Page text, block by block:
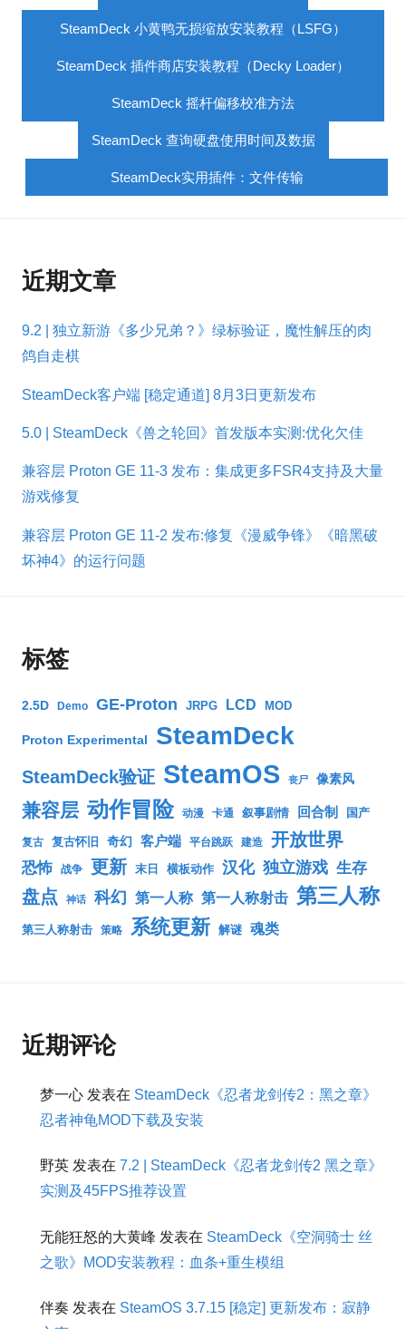
SteamDeck 小黄鸭无损缩放安装教程（LSFG）
SteamDeck 插件商店安装教程（Decky Loader）
SteamDeck 摇杆偏移校准方法
SteamDeck 查询硬盘使用时间及数据
SteamDeck实用插件：文件传输
近期文章
9.2 | 独立新游《多少兄弟？》绿标验证，魔性解压的肉
鸽自走棋
SteamDeck客户端 [稳定通道] 8月3日更新发布
5.0 | SteamDeck《兽之轮回》首发版本实测:优化欠佳
兼容层 Proton GE 11-3 发布：集成更多FSR4支持及大量
游戏修复
兼容层 Proton GE 11-2 发布:修复《漫威争锋》《暗黑破
坏神4》的运行问题
标签
2.5D Demo GE-Proton JRPG LCD MOD
Proton Experimental SteamDeck
SteamDeck验证 SteamOS 丧尸 像素风
兼容层 动作冒险 动漫 卡通 叙事剧情 回合制 国产
复古 复古怀旧 奇幻 客户端 平台跳跃 建造 开放世界
恐怖 战争 更新 末日 横板动作 汉化 独立游戏 生存
盘点 神话 科幻 第一人称 第一人称射击 第三人称
第三人称射击 策略 系统更新 解谜 魂类
近期评论
梦一心 发表在 SteamDeck《忍者龙剑传2：黑之章》
忍者神龟MOD下载及安装
野英 发表在 7.2 | SteamDeck《忍者龙剑传2 黑之章》
实测及45FPS推荐设置
无能狂怒的大黄峰 发表在 SteamDeck《空洞骑士 丝
之歌》MOD安装教程：血条+重生模组
伴奏 发表在 SteamOS 3.7.15 [稳定] 更新发布：寂静